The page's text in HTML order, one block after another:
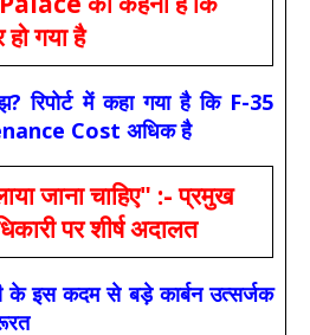
गया है
रिपोर्ट में कहा गया है कि F-35
Cost अधिक है
जाना चाहिए" :- प्रमुख
पर शीर्ष अदालत
के इस कदम से बड़े कार्बन उत्सर्जक